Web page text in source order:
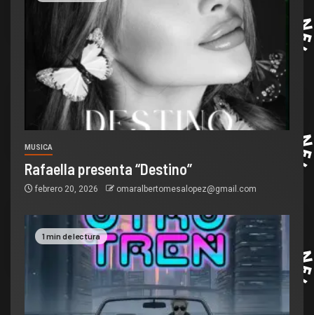
MUSICA
Rafaella presenta “Destino”
febrero 20, 2026 omaralbertomesalopez@gmail.com
1 min de lectura